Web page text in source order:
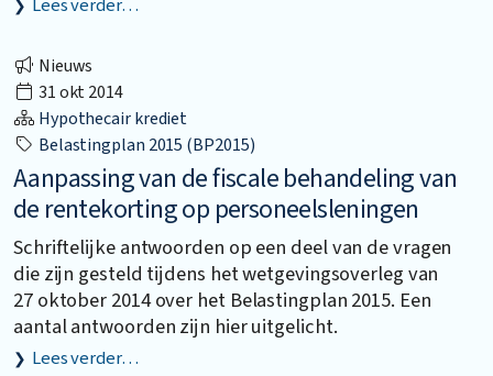
Nieuws
31 okt 2014
Hypothecair krediet
Belastingplan 2015 (BP2015)
Aanpassing van de fiscale behandeling van
de rentekorting op personeelsleningen
Schriftelijke antwoorden op een deel van de vragen
die zijn gesteld tijdens het wetgevingsoverleg van
27 oktober 2014 over het Belastingplan 2015. Een
aantal antwoorden zijn hier uitgelicht.
Lees verder…